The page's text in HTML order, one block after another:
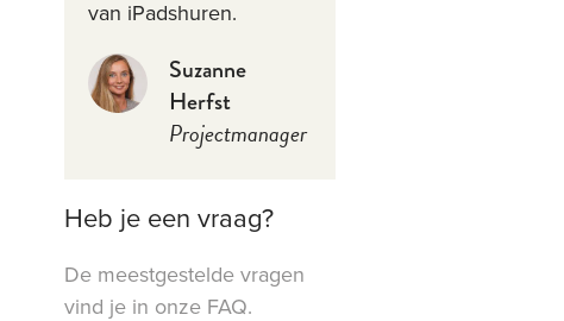
van iPadshuren.
Suzanne
Herfst
Projectmanager
Heb je een vraag?
De meestgestelde vragen
vind je in onze FAQ.